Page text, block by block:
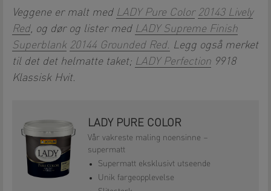
Veggene er malt med LADY Pure Color 20143 Lively
Red, og dør og lister med LADY Supreme Finish
Superblank 20144 Grounded Red. Legg også merket
til det det helmatte taket; LADY Perfection 9918
Klassisk Hvit.
LADY PURE COLOR
Vår vakreste maling noensinne –
supermatt
Supermatt eksklusivt utseende
Unik fargeopplevelse